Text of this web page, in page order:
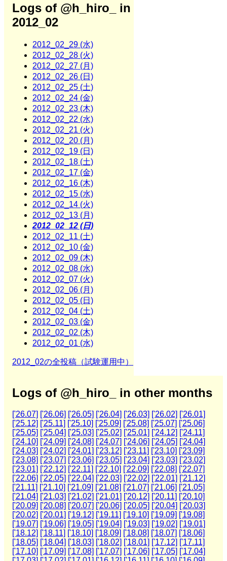
Logs of @h_hiro_ in
2012_02
2012_02_29 (水)
2012_02_28 (火)
2012_02_27 (月)
2012_02_26 (日)
2012_02_25 (土)
2012_02_24 (金)
2012_02_23 (木)
2012_02_22 (水)
2012_02_21 (火)
2012_02_20 (月)
2012_02_19 (日)
2012_02_18 (土)
2012_02_17 (金)
2012_02_16 (木)
2012_02_15 (水)
2012_02_14 (火)
2012_02_13 (月)
2012_02_12 (日)
2012_02_11 (土)
2012_02_10 (金)
2012_02_09 (木)
2012_02_08 (水)
2012_02_07 (火)
2012_02_06 (月)
2012_02_05 (日)
2012_02_04 (土)
2012_02_03 (金)
2012_02_02 (木)
2012_02_01 (水)
2012_02の全投稿（試験運用中）
Logs of @h_hiro_ in other months
['26.07] ['26.06] ['26.05] ['26.04] ['26.03] ['26.02] ['26.01]
['25.12] ['25.11] ['25.10] ['25.09] ['25.08] ['25.07] ['25.06]
['25.05] ['25.04] ['25.03] ['25.02] ['25.01] ['24.12] ['24.11]
['24.10] ['24.09] ['24.08] ['24.07] ['24.06] ['24.05] ['24.04]
['24.03] ['24.02] ['24.01] ['23.12] ['23.11] ['23.10] ['23.09]
['23.08] ['23.07] ['23.06] ['23.05] ['23.04] ['23.03] ['23.02]
['23.01] ['22.12] ['22.11] ['22.10] ['22.09] ['22.08] ['22.07]
['22.06] ['22.05] ['22.04] ['22.03] ['22.02] ['22.01] ['21.12]
['21.11] ['21.10] ['21.09] ['21.08] ['21.07] ['21.06] ['21.05]
['21.04] ['21.03] ['21.02] ['21.01] ['20.12] ['20.11] ['20.10]
['20.09] ['20.08] ['20.07] ['20.06] ['20.05] ['20.04] ['20.03]
['20.02] ['20.01] ['19.12] ['19.11] ['19.10] ['19.09] ['19.08]
['19.07] ['19.06] ['19.05] ['19.04] ['19.03] ['19.02] ['19.01]
['18.12] ['18.11] ['18.10] ['18.09] ['18.08] ['18.07] ['18.06]
['18.05] ['18.04] ['18.03] ['18.02] ['18.01] ['17.12] ['17.11]
['17.10] ['17.09] ['17.08] ['17.07] ['17.06] ['17.05] ['17.04]